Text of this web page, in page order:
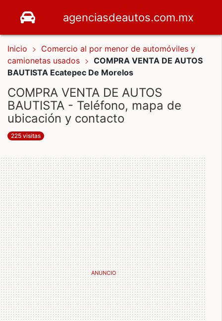
agenciasdeautos.com.mx
Inicio
Comercio al por menor de automóviles y
camionetas usados
COMPRA VENTA DE AUTOS
BAUTISTA Ecatepec De Morelos
COMPRA VENTA DE AUTOS
BAUTISTA - Teléfono, mapa de
ubicación y contacto
225 visitas